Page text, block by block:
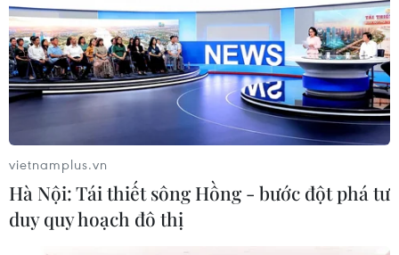
vietnamplus.vn
Hà Nội: Tái thiết sông Hồng - bước đột phá tư
duy quy hoạch đô thị